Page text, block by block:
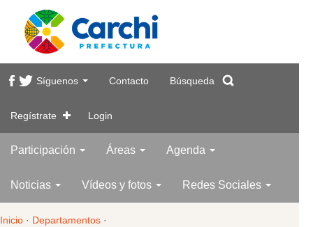
Síguenos Contacto Búsqueda
Regístrate Login
Participación Áreas Agenda
Noticias Vídeos y fotos Redes Sociales
Inicio · Departamentos ·